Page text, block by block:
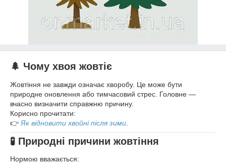
🌲 Чому хвоя жовтіє
Жовтіння не завжди означає хворобу. Це може бути
природне оновлення або тимчасовий стрес. Головне —
вчасно визначити справжню причину.
Корисно прочитати:
👉 Як відновити хвойні після зими
🧪 Природні причини жовтіння
Нормою вважається: